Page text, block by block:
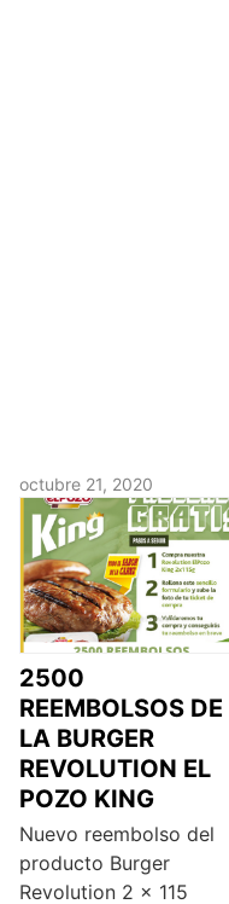
octubre 21, 2020
2500
REEMBOLSOS DE
LA BURGER
REVOLUTION EL
POZO KING
Nuevo reembolso del
producto Burger
Revolution 2 x 115